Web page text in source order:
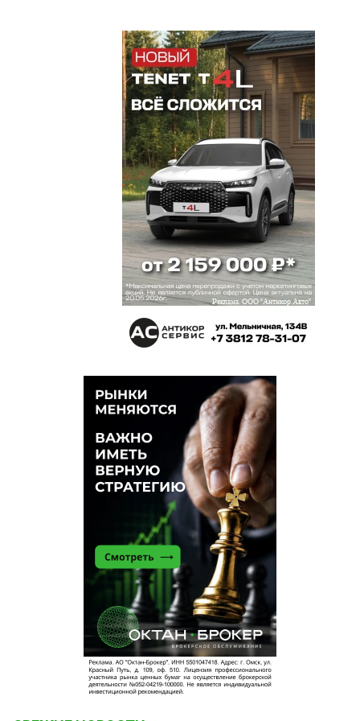
Прсто наши чиновники не хотят наводить
порядок, значит имеют с этого,...... Ну неверю, что
нельзя справиться с этим беспределом....
3 сентября 2018 в 10:11:
Не лучше обстоят дела и на Алтае-почти
полностью вырублены Бийский и Соколовские
ленточные боры, под видом чистки вырублены
вековые деревья